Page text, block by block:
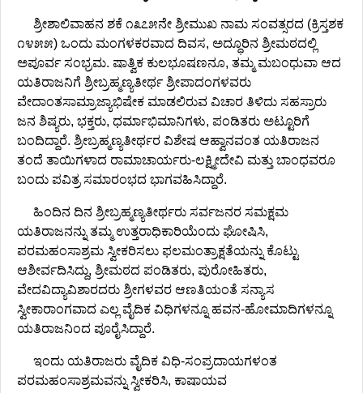
ಶ್ರೀಶಾಲಿವಾಹನ ಶಕೆ ೧೩೭೫ನೇ ಶ್ರೀಮುಖ ನಾಮ ಸಂವತ್ಸರದ (ಕ್ರಿಸ್ತಶಕ
೧೪೫೫) ಒಂದು ಮಂಗಳಕರವಾದ ದಿವಸ, ಅದ್ಧೂರಿನ ಶ್ರೀಮಠದಲ್ಲಿ
ಅಪೂರ್ವ ಸಂಭ್ರಮ. ಷಾತ್ವಿಕ ಕುಲಭೂಷಣನೂ, ತಮ್ಮ ಮಬಂಧುವಾ ಆದ
ಯತಿರಾಜನಿಗೆ ಶ್ರೀಬ್ರಹ್ಮಣ್ಯತೀರ್ಥ ಶ್ರೀಪಾದಂಗಳವರು
ವೇದಾಂತಸಾಮ್ರಾಜ್ಯಾಭಿಷೇಕ ಮಾಡಲಿರುವ ವಿಚಾರ ತಿಳಿದು ಸಹಸ್ರಾರು
ಜನ ಶಿಷ್ಯರು, ಭಕ್ತರು, ಧರ್ಮಾಭಿಮಾನಿಗಳು, ಪಂಡಿತರು ಅಟ್ಟೂರಿಗೆ
ಬಂದಿದ್ದಾರೆ. ಶ್ರೀಬ್ರಹ್ಮಣ್ಯತೀರ್ಥರ ವಿಶೇಷ ಆಹ್ವಾನವಂತ ಯತಿರಾಜನ
ತಂದೆ ತಾಯಿಗಳಾದ ರಾಮಾಚಾರ್ಯರು-ಲಕ್ಷ್ಮೀದೇವಿ ಮತ್ತು ಬಾಂಧವರೂ
ಬಂದು ಪವಿತ್ರ ಸಮಾರಂಭದ ಭಾಗವಹಿಸಿದ್ದಾರೆ.
ಹಿಂದಿನ ದಿನ ಶ್ರೀಬ್ರಹ್ಮಣ್ಯತೀರ್ಥರು ಸರ್ವಜನರ ಸಮಕ್ಷಮ
ಯತಿರಾಜನನ್ನು ತಮ್ಮ ಉತ್ತರಾಧಿಕಾರಿಯೆಂದು ಘೋಷಿಸಿ,
ಪರಮಹಂಸಾಶ್ರಮ ಸ್ವೀಕರಿಸಲು ಫಲಮಂತ್ರಾಕ್ಷತೆಯನ್ನು ಕೊಟ್ಟು
ಆಶೀರ್ವದಿಸಿದ್ದು, ಶ್ರೀಮಠದ ಪಂಡಿತರು, ಪುರೋಹಿತರು,
ವೇದವಿದ್ಯಾವಿಶಾರದರು ಶ್ರೀಗಳವರ ಆಣತಿಯಂತೆ ಸನ್ಯಾಸ
ಸ್ವೀಕಾರಾಂಗವಾದ ಎಲ್ಲ ವೈದಿಕ ವಿಧಿಗಳನ್ನೂ ಹವನ-ಹೋಮಾದಿಗಳನ್ನೂ
ಯತಿರಾಜನಿಂದ ಪೂರೈಸಿದ್ದಾರೆ.
ಇಂದು ಯತಿರಾಜರು ವೈದಿಕ ವಿಧಿ-ಸಂಪ್ರದಾಯಗಳಂತ
ಪರಮಹಂಸಾಶ್ರಮವನ್ನು ಸ್ವೀಕರಿಸಿ, ಕಾಷಾಯವ